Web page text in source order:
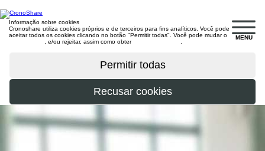
MENU
Informação sobre cookies
Cronoshare utiliza cookies próprios e de terceiros para fins analíticos. Você pode
aceitar todos os cookies clicando no botão "Permitir todas". Você pode mudar o
, e/ou rejeitar, assim como obter